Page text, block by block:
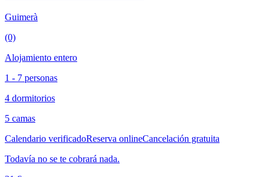
Guimerà
(0)
Alojamiento entero
1 - 7 personas
4 dormitorios
5 camas
Calendario verificadoReserva onlineCancelación gratuita
Todavía no se te cobrará nada.